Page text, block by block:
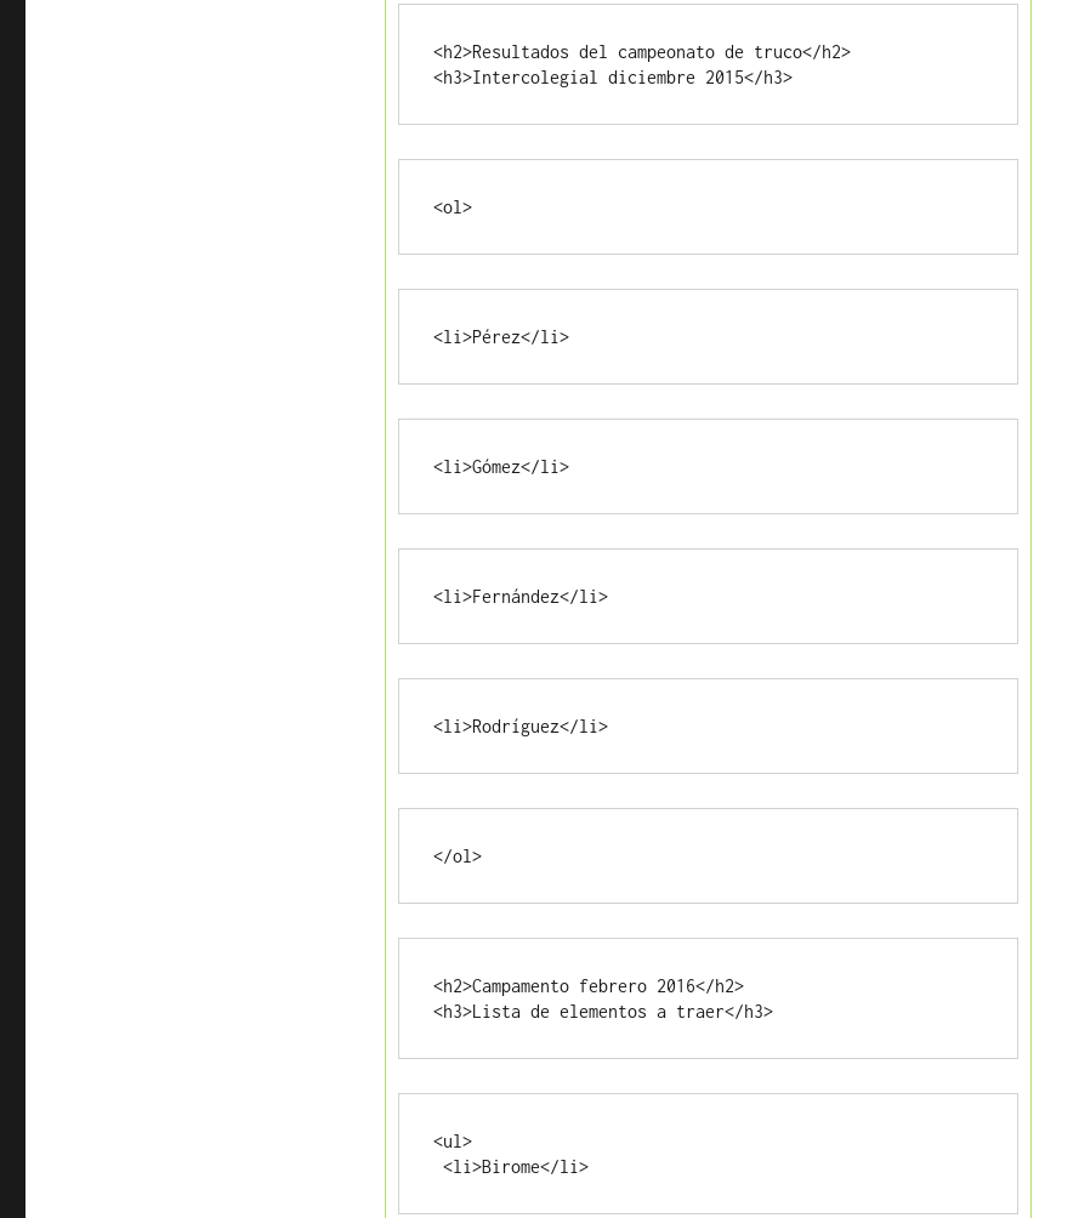
<h2>Resultados del campeonato de truco</h2>
<h3>Intercolegial diciembre 2015</h3>
<ol>
<li>Pérez</li>
<li>Gómez</li>
<li>Fernández</li>
<li>Rodríguez</li>
</ol>
<h2>Campamento febrero 2016</h2>
<h3>Lista de elementos a traer</h3>
<ul>
<li>Birome</li>